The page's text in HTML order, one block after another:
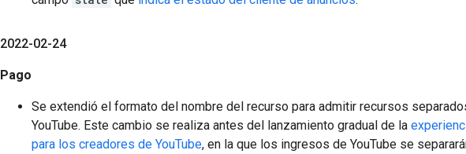
2022-02-24
Pago
Se extendió el formato del nombre del recurso para admitir recursos
YouTube. Este cambio se realiza antes del lanzamiento gradual de la
para los creadores de YouTube, en la que los ingresos de YouTube se